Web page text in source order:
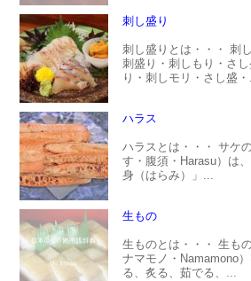
刺し盛り
刺し盛りとは・・・ 刺
刺盛り・刺しもり・さ
り・刺しモリ・さし盛
ハラス
ハラスとは・・・ サケ
す・腹須・Harasu）は
身（はらみ）」...
生もの
生ものとは・・・ 生も
ナマモノ・Namamono
る、炙る、茹でる、...